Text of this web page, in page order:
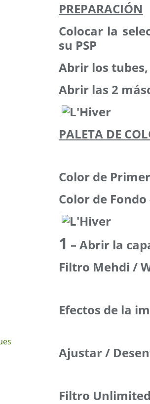
PREPARACIÓN
Colocar la
su PSP
Abrir los
Abrir las 2
PALETA DE
Color de
Color de Fondo
1 – Abrir la
Filtro Mehdi /
Efectos de la
Ajustar /
Filtro